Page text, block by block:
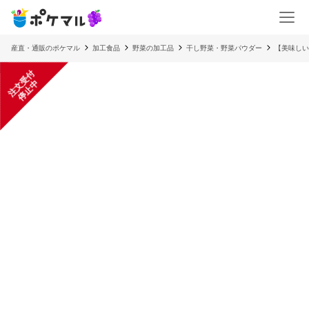
産直・通販のポケマル 加工食品 野菜の加工品 干し野菜・野菜パウダー 【美味し
注
文
受
付
停
止
中